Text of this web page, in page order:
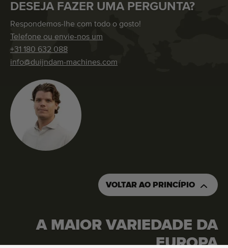
PEÇA UM ORÇAMENTO ENCOMENDE ESTA MÁQUINA
DESEJA FAZER UMA PERGUNTA?
Respondemos-lhe com todo o gosto!
Telefone ou envie-nos um
+31 180 632 088
info@duijndam-machines.com
VOLTAR AO PRINCÍPIO
A MAIOR VARIEDADE DA
EUROPA